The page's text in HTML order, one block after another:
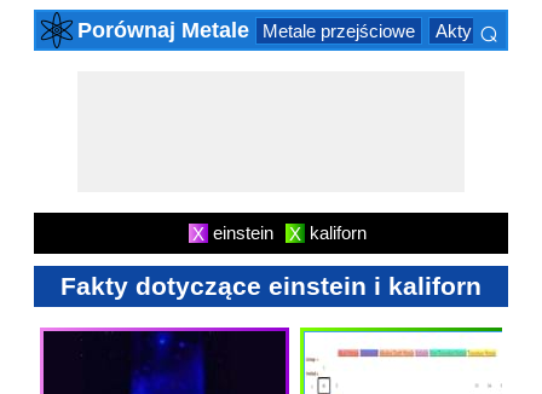
Porównaj Metale Metale przejściowe Aktynowców
⌕
X einstein X kaliforn
Fakty dotyczące einstein i kaliforn